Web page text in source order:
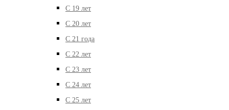
С 19 лет
С 20 лет
С 21 года
С 22 лет
С 23 лет
С 24 лет
С 25 лет